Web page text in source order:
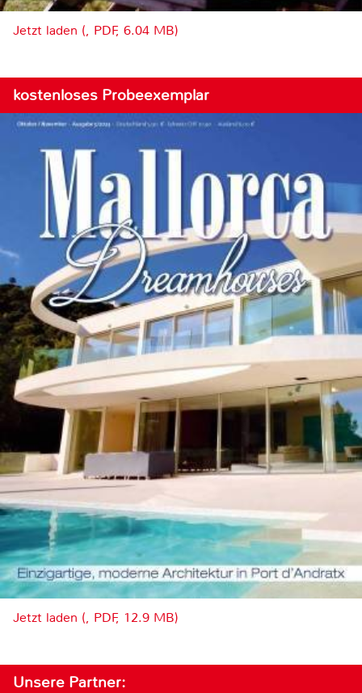
Jetzt laden (, PDF, 6.04 MB)
kostenloses Probeexemplar
Jetzt laden (, PDF, 12.9 MB)
Unsere Partner: